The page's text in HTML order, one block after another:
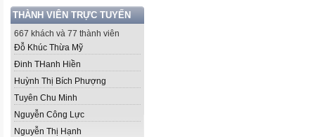
THÀNH VIÊN TRỰC TUYẾN
667 khách và 77 thành viên
Đỗ Khúc Thừa Mỹ
Đinh THanh Hiền
Huỳnh Thị Bích Phượng
Tuyên Chu Minh
Nguyễn Công Lực
Nguyễn Thị Hạnh